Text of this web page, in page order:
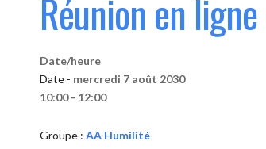
Réunion en
Date/heure
Date - mercredi 7 août 2030
10:00 - 12:00
Groupe : AA Humilité